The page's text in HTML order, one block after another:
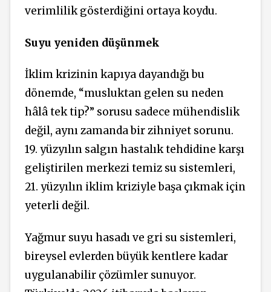
verimlilik gösterdiğini ortaya koydu.
Suyu yeniden düşünmek
İklim krizinin kapıya dayandığı bu
dönemde, “musluktan gelen su neden
hâlâ tek tip?” sorusu sadece mühendislik
değil, aynı zamanda bir zihniyet sorunu.
19. yüzyılın salgın hastalık tehdidine karşı
geliştirilen merkezi temiz su sistemleri,
21. yüzyılın iklim kriziyle başa çıkmak için
yeterli değil.
Yağmur suyu hasadı ve gri su sistemleri,
bireysel evlerden büyük kentlere kadar
uygulanabilir çözümler sunuyor.